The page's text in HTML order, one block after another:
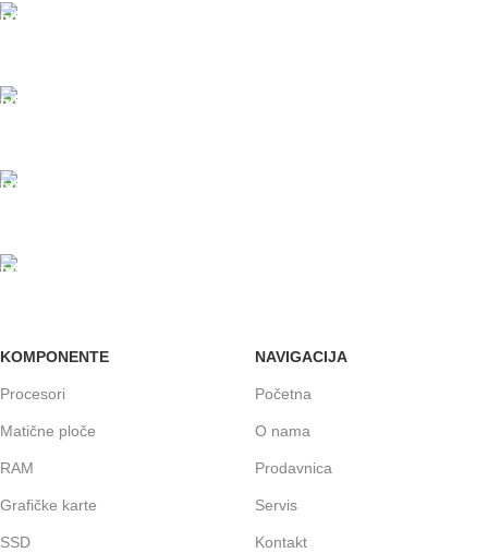
KOMPONENTE
Procesori
Matične ploče
RAM
Grafičke karte
SSD
NAVIGACIJA
Početna
O nama
Prodavnica
Servis
Kontakt